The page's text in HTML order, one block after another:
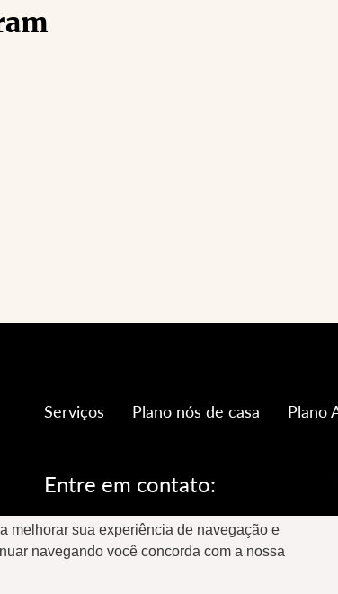
Serviços Plano nós de casa Plano
Entre em contato:
João de Campos © 2019
melhorar sua experiência de navegação e
navegando você concorda com a nossa